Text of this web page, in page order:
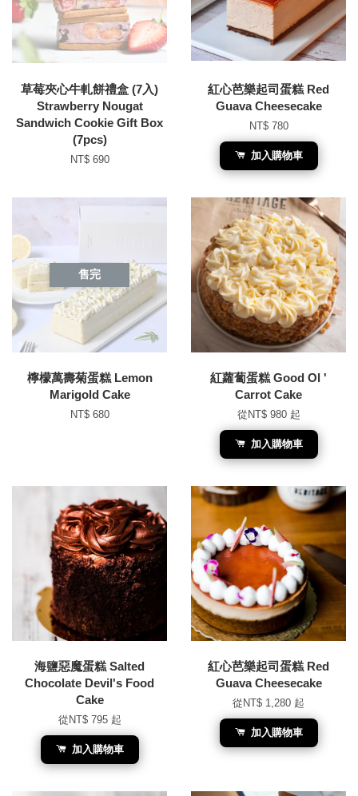
草莓夾心牛軋餅禮盒 (7入)
Strawberry Nougat
Sandwich Cookie Gift Box
(7pcs)
NT$ 690
紅心芭樂起司蛋糕 Red
Guava Cheesecake
NT$ 780
加入購物車
售完
檸檬萬壽菊蛋糕 Lemon
Marigold Cake
NT$ 680
紅蘿蔔蛋糕 Good Ol '
Carrot Cake
從 NT$ 980 起
加入購物車
海鹽惡魔蛋糕 Salted
Chocolate Devil's Food
Cake
從 NT$ 795 起
加入購物車
紅心芭樂起司蛋糕 Red
Guava Cheesecake
從 NT$ 1,280 起
加入購物車